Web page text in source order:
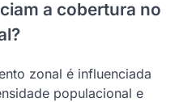
a cobertura no
zonal é influenciada
populacional e